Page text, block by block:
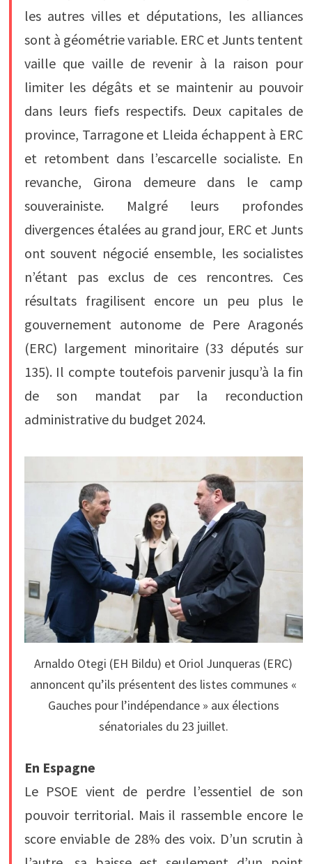
les autres villes et députations, les alliances
sont à géométrie variable. ERC et Junts tentent
vaille que vaille de revenir à la raison pour
limiter les dégâts et se maintenir au pouvoir
dans leurs fiefs respectifs. Deux capitales de
province, Tarragone et Lleida échappent à ERC
et retombent dans l’escarcelle socialiste. En
revanche, Girona demeure dans le camp
souverainiste. Malgré leurs profondes
divergences étalées au grand jour, ERC et Junts
ont souvent négocié ensemble, les socialistes
n’étant pas exclus de ces rencontres. Ces
résultats fragilisent encore un peu plus le
gouvernement autonome de Pere Aragonés
(ERC) largement minoritaire (33 députés sur
135). Il compte toutefois parvenir jusqu’à la fin
de son mandat par la reconduction
administrative du budget 2024.
Arnaldo Otegi (EH Bildu) et Oriol Junqueras (ERC)
annoncent qu’ils présentent des listes communes «
Gauches pour l’indépendance » aux élections
sénatoriales du 23 juillet.
En Espagne
Le PSOE vient de perdre l’essentiel de son
pouvoir territorial. Mais il rassemble encore le
score enviable de 28% des voix. D’un scrutin à